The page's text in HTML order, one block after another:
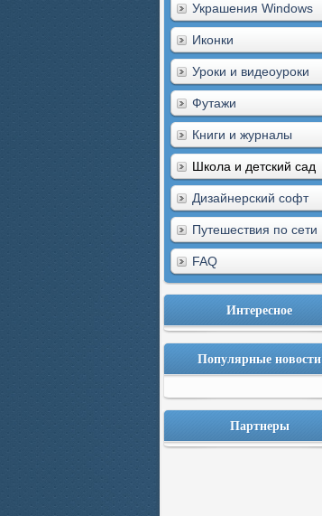
Украшения Windows
Иконки
Уроки и видеоуроки
Футажи
Книги и журналы
Школа и детский сад
Дизайнерский софт
Путешествия по сети
FAQ
Интересное
Популярные новости
Партнеры